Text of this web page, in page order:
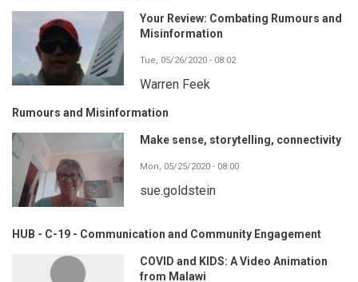
Your Review: Combating Rumours and
Misinformation
Tue, 05/26/2020 - 08:02
Warren Feek
Rumours and Misinformation
Make sense, storytelling, connectivity
Mon, 05/25/2020 - 08:00
sue.goldstein
HUB - C-19 - Communication and Community Engagement
COVID and KIDS: A Video Animation
from Malawi